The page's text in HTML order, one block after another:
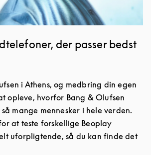
der passer bedst
i Athens, og medbring din egen
opleve, hvorfor Bang & Olufsen
mange mennesker i hele verden.
at teste forskellige Beoplay
uforpligtende, så du kan finde det